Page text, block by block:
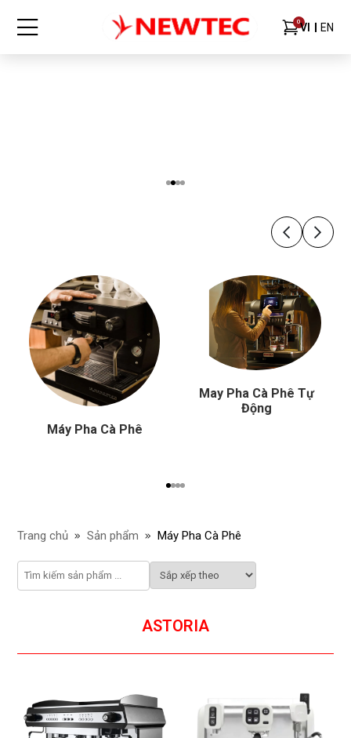
0VI EN
Máy Pha Cà Phê
May Pha Cà Phê Tự
Động
Trang chủ Sản phẩm Máy Pha Cà Phê
ASTORIA